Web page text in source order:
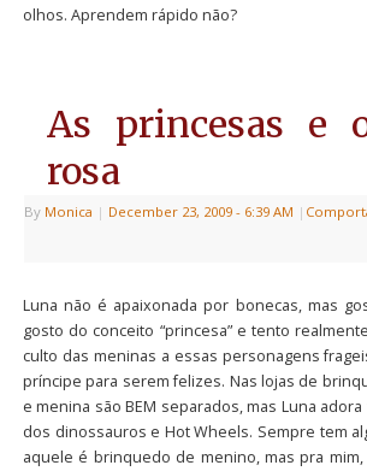
olhos. Aprendem rápido não?
As princesas e
rosa
By Monica | December 23, 2009 - 6:39 AM |
Luna não é apaixonada por bonecas, mas
gosto do conceito “princesa” e tento
culto das meninas a essas personagens
príncipe para serem felizes. Nas lojas de
e menina são BEM separados, mas Luna
dos dinossauros e Hot Wheels. Sempre tem
aquele é brinquedo de menino, mas pra